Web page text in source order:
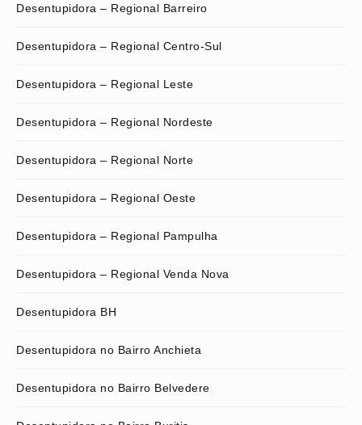
Desentupidora – Regional Barreiro
Desentupidora – Regional Centro-Sul
Desentupidora – Regional Leste
Desentupidora – Regional Nordeste
Desentupidora – Regional Norte
Desentupidora – Regional Oeste
Desentupidora – Regional Pampulha
Desentupidora – Regional Venda Nova
Desentupidora BH
Desentupidora no Bairro Anchieta
Desentupidora no Bairro Belvedere